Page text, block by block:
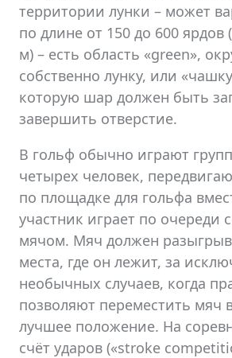
территории лунки – может
по длине от 150 до 600 ярдов
м) – есть область «green»,
собственно лунку, или
которую шар должен быть
завершить отверстие.
В гольф обычно играют
четырех человек,
по площадке для гольфа
участник играет по очереди
мячом. Мяч должен
места, где он лежит, за
необычных случаев, когда
позволяют переместить мяч
лучшее положение. На
счёт ударов («stroke